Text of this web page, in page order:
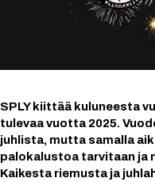
SPLY kiittää kuluneesta
tulevaa vuotta 2025.
juhlista, mutta samalla
palokalustoa tarvitaan ja
Kaikesta riemusta ja